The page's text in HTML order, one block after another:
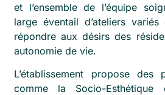
et l’ensemble de l’équipe
large éventail d’ateliers
répondre aux désirs des
autonomie de vie.
L’établissement propose des
comme la Socio-Esthétique